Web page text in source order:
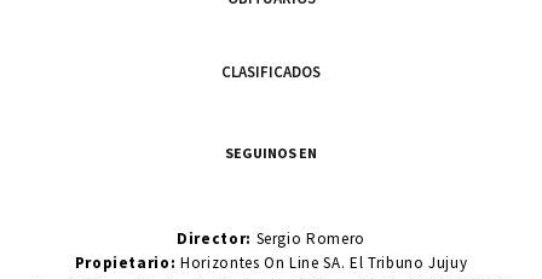
CLASIFICADOS
SEGUINOS EN
Director: Sergio Romero
Propietario:Horizontes On Line SA. El Tribuno Jujuy